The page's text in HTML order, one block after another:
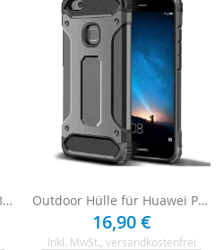
Spiegel Hülle für Huawei P8 Lite (2017) - Anthrazit Outdoor Hülle für Huawei P8 Lite 2017 - Grau
16,90 €
Inkl. MwSt. , versandkostenfrei